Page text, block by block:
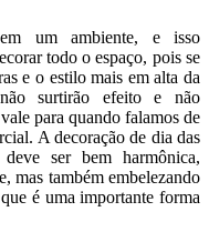
um ambiente, e isso
todo o espaço, pois se
e o estilo mais em alta da
surtirão efeito e não
para quando falamos de
A decoração de dia das
ser bem harmônica,
mas também embelezando
é uma importante forma